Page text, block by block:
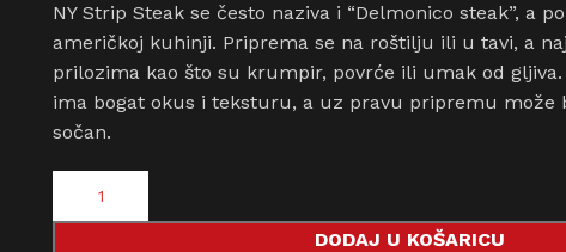
NY Strip Steak se često naziva i “Delmonico steak”, a
američkoj kuhinji. Priprema se na roštilju ili u tavi, a
prilozima kao što su krumpir, povrće ili umak od gljiva.
ima bogat okus i teksturu, a uz pravu pripremu može
sočan.
DODAJ U KOŠARICU